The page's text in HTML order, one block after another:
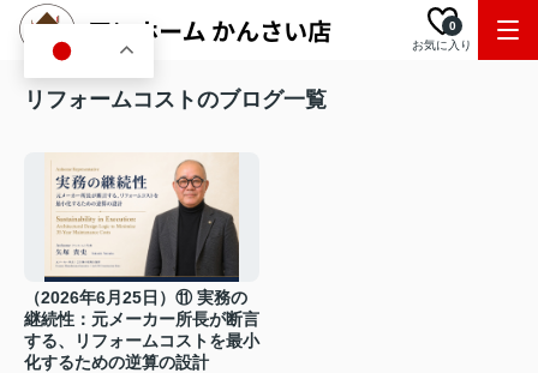
お気に入り
0
リフォームコストのブログ一覧
（2026年6月25日）⑪ 実務の
継続性：元メーカー所長が断言
する、リフォームコストを最小
化するための逆算の設計